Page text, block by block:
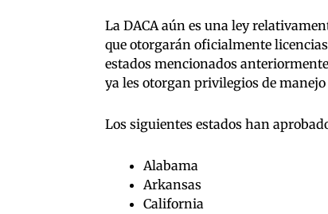
La DACA aún es una ley
que otorgarán oficialmente
estados mencionados
ya les otorgan privilegios de
Los siguientes estados han
Alabama
Arkansas
California